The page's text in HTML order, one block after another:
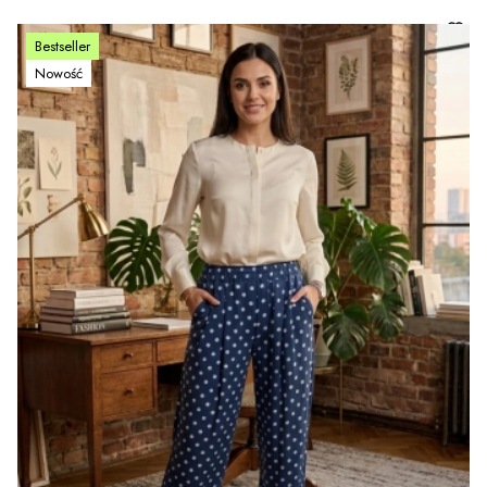
Bestseller
Nowość